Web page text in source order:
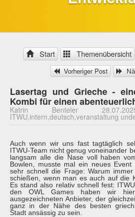
Start Themenübersicht
Vorheriger Post
Lasertag und Grieche -
Kombi für einen
Katrin Benteler
ITWU,intern,deutsch,veranstaltung
Auch wenn wir uns fast tagtäglich
ITWU-Team nicht genug voneinander
langsam alle die Nase voll haben
Bowlen, musste mal ein neues
sehr schnell die Frage: Warum
schießen, wenn man es auch auf die
Es stand also relativ schnell fest:
den OWL Games haben wir
ausgezeichneten Anbieter, der
ganz in der Nähe des besten
Stadt ansässig zu sein.